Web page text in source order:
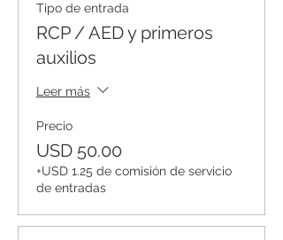
Tipo de entrada
RCP / AED y primeros
auxilios
Leer más
Precio
USD 50.00
+USD 1.25 de comisión de servicio
de entradas